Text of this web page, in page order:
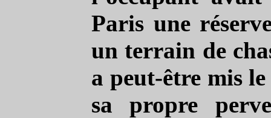
Paris une
un terrain de
a peut-être mis
sa propre